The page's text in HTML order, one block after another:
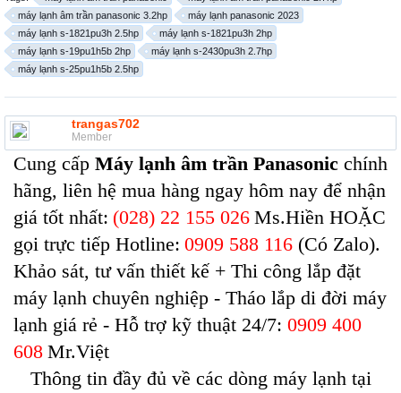
máy lạnh âm trần panasonic 3.2hp
máy lạnh panasonic 2023
máy lạnh s-1821pu3h 2.5hp
máy lạnh s-1821pu3h 2hp
máy lạnh s-19pu1h5b 2hp
máy lạnh s-2430pu3h 2.7hp
máy lạnh s-25pu1h5b 2.5hp
trangas702
Member
Cung cấp Máy lạnh âm trần Panasonic chính
hãng, liên hệ mua hàng ngay hôm nay để nhận
giá tốt nhất: (028) 22 155 026 Ms.Hiền HOẶC
gọi trực tiếp Hotline: 0909 588 116 (Có Zalo).
Khảo sát, tư vấn thiết kế + Thi công lắp đặt
máy lạnh chuyên nghiệp - Tháo lắp di đời máy
lạnh giá rẻ - Hỗ trợ kỹ thuật 24/7: 0909 400
608 Mr.Việt
Thông tin đầy đủ về các dòng máy lạnh tại